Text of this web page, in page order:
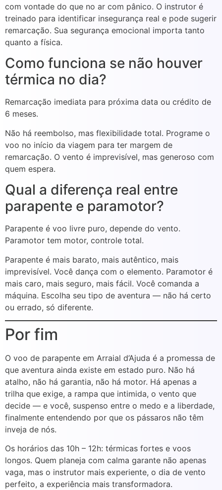
com vontade do que no ar com pânico. O instrutor é
treinado para identificar insegurança real e pode sugerir
remarcação. Sua segurança emocional importa tanto
quanto a física.
Como funciona se não houver
térmica no dia?
Remarcação imediata para próxima data ou crédito de
6 meses.
Não há reembolso, mas flexibilidade total. Programe o
voo no início da viagem para ter margem de
remarcação. O vento é imprevisível, mas generoso com
quem espera.
Qual a diferença real entre
parapente e paramotor?
Parapente é voo livre puro, depende do vento.
Paramotor tem motor, controle total.
Parapente é mais barato, mais autêntico, mais
imprevisível. Você dança com o elemento. Paramotor é
mais caro, mais seguro, mais fácil. Você comanda a
máquina. Escolha seu tipo de aventura — não há certo
ou errado, só diferente.
Por fim
O voo de parapente em Arraial d’Ajuda é a promessa de
que aventura ainda existe em estado puro. Não há
atalho, não há garantia, não há motor. Há apenas a
trilha que exige, a rampa que intimida, o vento que
decide — e você, suspenso entre o medo e a liberdade,
finalmente entendendo por que os pássaros não têm
inveja de nós.
Os horários das 10h – 12h: térmicas fortes e voos
longos. Quem planeja com calma garante não apenas
vaga, mas o instrutor mais experiente, o dia de vento
perfeito, a experiência mais transformadora.